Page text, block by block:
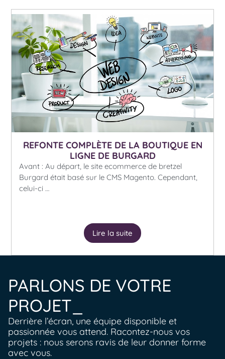
REFONTE COMPLÈTE DE LA BOUTIQUE EN
LIGNE DE BURGARD
Avant : Au départ, le site ecommerce de bretzel
Burgard était basé sur le CMS Magento. Cependant,
celui-ci …
Lire la suite
PARLONS DE VOTRE
PROJET_
Derrière l’écran, une équipe disponible et
passionnée vous attend. Racontez-nous vos
projets : nous serons ravis de leur donner forme
avec vous.